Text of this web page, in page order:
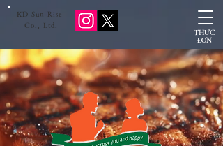
KD Sun Rise
​ Co., Ltd.
THỰC
ĐƠN